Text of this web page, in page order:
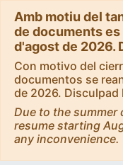
Amb motiu del
de documents
d'agost de 2026.
Con motivo del
documentos se
de 2026. Disculpad
Due to the
resume starting
any inconvenience.